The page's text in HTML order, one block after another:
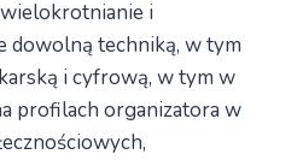
i
dowolną techniką, w tym
i cyfrową, w tym w
profilach organizatora w